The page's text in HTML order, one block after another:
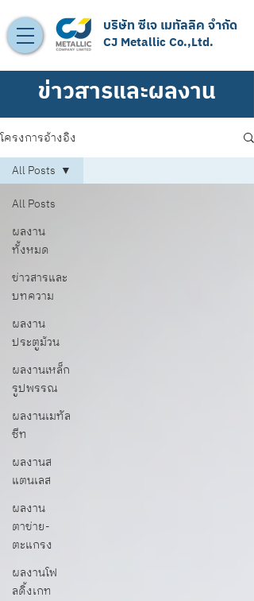
CJ Metallic Co.,Ltd.
บริษัท ซีเจ เมทัลลิค จำกัด
ข่าวสารและผลงาน
โครงการอ้างอิง
All Posts
ผลงาน
ทั้งหมด
ข่าวสารและ
บทความ
ผลงาน
ประตูม้วน
ผลงานเหล็ก
รูปพรรณ
ผลงานเมทัล
ชีท
ผลงานส
แตนเลส
ผลงาน
ตาข่าย-
ตะแกรง
ผลงานโฟ
ลดิ้งเกท
All Posts